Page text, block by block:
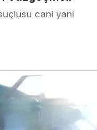
cani yani